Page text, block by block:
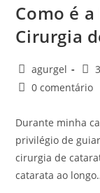
Como é
Cirurgia
agurgel
0 comentário
Durante minha
privilégio de
cirurgia de
catarata ao